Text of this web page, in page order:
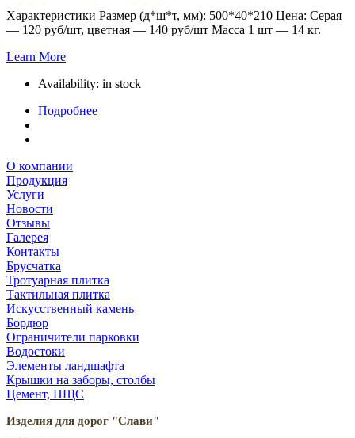
Характеристики Размер (д*ш*т, мм): 500*40*210 Цена: Серая
— 120 руб/шт, цветная — 140 руб/шт Масса 1 шт — 14 кг.
Learn More
Availability: in stock
Подробнее
О компании
Продукция
Услуги
Новости
Отзывы
Галерея
Контакты
Брусчатка
Тротуарная плитка
Тактильная плитка
Искусственный камень
Бордюр
Ограничители парковки
Водостоки
Элементы ландшафта
Крышки на заборы, столбы
Цемент, ПЩС
Изделия для дорог "Слави"